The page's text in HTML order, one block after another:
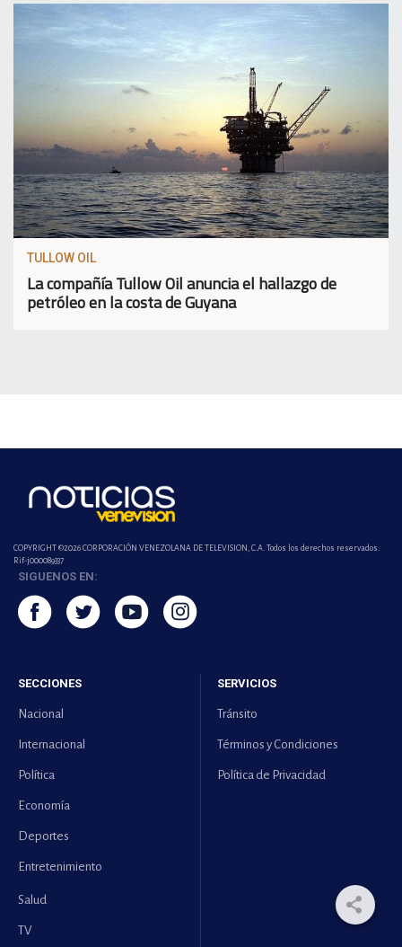
TULLOW OIL
La compañía Tullow Oil anuncia el hallazgo de
petróleo en la costa de Guyana
COPYRIGHT ©2026 CORPORACIÓN VENEZOLANA DE TELEVISION, C.A. Todos los derechos reservados.
Rif-j000089337
SIGUENOS EN:
SECCIONES
Nacional
Internacional
Política
Economía
Deportes
Entretenimiento
Salud
TV
SERVICIOS
Tránsito
Términos y Condiciones
Política de Privacidad